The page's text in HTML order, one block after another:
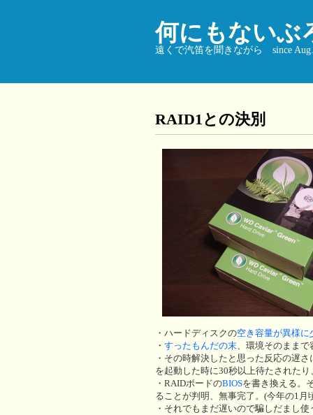
何にもないぶ
遠くで汽笛を聞きながら since
RAID1との決別
・ハードディスクの空き容量が異様
・ すったもんだの末 、環境そのまま
・その時解決したと思った反応の遅
を起動した時に30秒以上待たされた
・RAIDボードのBIOSを書き換える。
ることが判明、無事完了。(今年の1月
・それでもまだ遅いので騙しだまし使